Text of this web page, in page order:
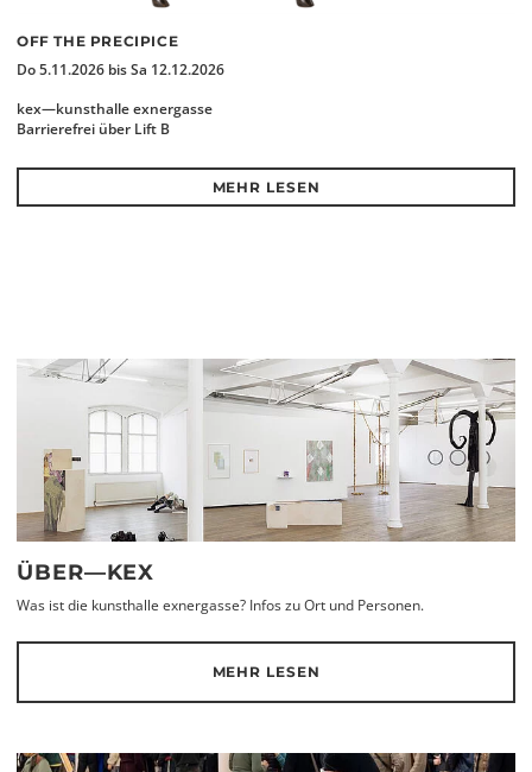
OFF THE PRECIPICE
Do 5.11.2026 bis Sa 12.12.2026
kex—kunsthalle exnergasse
Barrierefrei über Lift B
MEHR LESEN
ÜBER—KEX
Was ist die kunsthalle exnergasse? Infos zu Ort und Personen.
MEHR LESEN